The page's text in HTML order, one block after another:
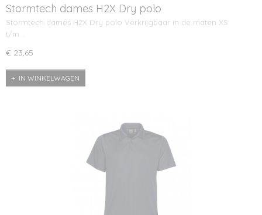
Stormtech dames H2X Dry polo
Stormtech dames H2X Dry polo Verkrijgbaar in de maten XS
t/m…
€ 23,65
IN WINKELWAGEN